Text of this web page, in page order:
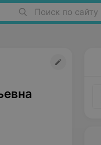
Поиск по сайту